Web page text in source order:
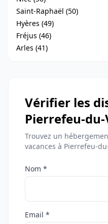
Saint-Raphaël (50)
Hyères (49)
Fréjus (46)
Arles (41)
Vérifier les
Pierrefeu-
Trouvez un
vacances à Pierrefeu-
Nom *
Email *